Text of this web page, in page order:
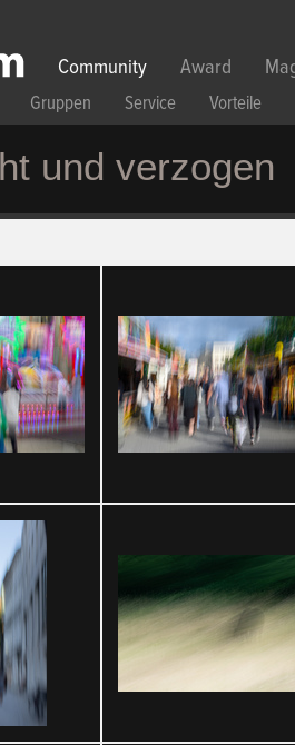
Community Award
Gruppen Service Vorteile
und verzogen